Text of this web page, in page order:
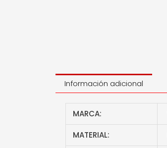
Información adicional
MARCA:
MATERIAL: